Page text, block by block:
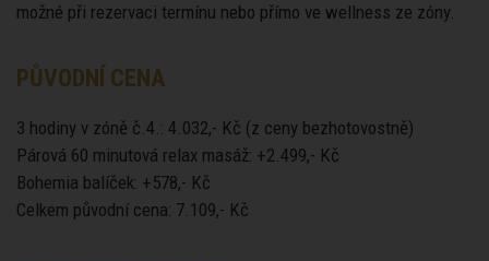
možné při rezervaci termínu nebo přímo ve wellness ze zóny.
PŮVODNÍ CENA
3 hodiny v zóně č.4.: 4.032,- Kč (z ceny bezhotovostně)
Párová 60 minutová relax masáž: +2.499,- Kč
Bohemia balíček: +578,- Kč
Celkem původní cena: 7.109,- Kč